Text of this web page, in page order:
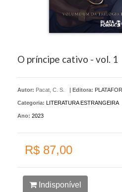
O príncipe cativo - vol. 1
Autor: Pacat, C. S. | Editora:
Categoria: LITERATURA ESTRANGEIRA
Ano: 2023
R$ 87,00
Indisponível